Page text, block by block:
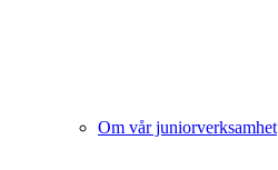
Om vår juniorverksamhet